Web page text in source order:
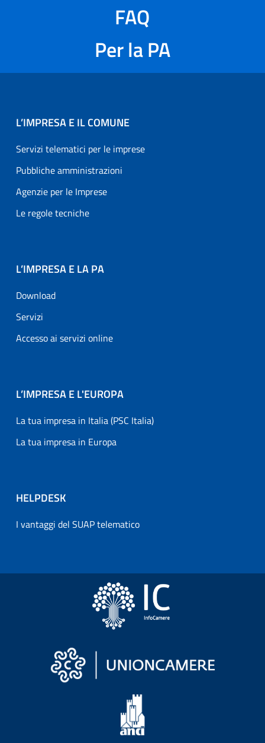
FAQ
Per la PA
L’IMPRESA E IL COMUNE
Servizi telematici per le imprese
Pubbliche amministrazioni
Agenzie per le Imprese
Le regole tecniche
L’IMPRESA E LA PA
Download
Servizi
Accesso ai servizi online
L’IMPRESA E L'EUROPA
La tua impresa in Italia (PSC Italia)
La tua impresa in Europa
HELPDESK
I vantaggi del SUAP telematico